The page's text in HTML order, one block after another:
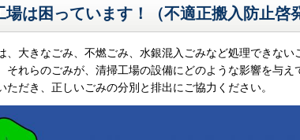
場は困っています！（不適正搬入防止啓
、大きなごみ、不燃ごみ、水銀混入ごみなど処理できない
それらのごみが、清掃工場の設備にどのような影響を与え
ただき、正しいごみの分別と排出にご協力ください。